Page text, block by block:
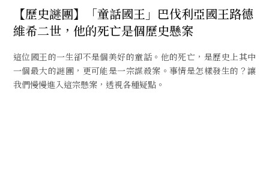
章
【歷史謎團】「童話國王」巴伐利亞國王路德
維希二世，他的死亡是個歷史懸案
這位國王的一生卻不是個美好的童話。他的死亡，是歷史上其中
一個最大的謎團，更可能是一宗謀殺案。事情是怎樣發生的？讓
我們慢慢進入這宗懸案，透視各種疑點。